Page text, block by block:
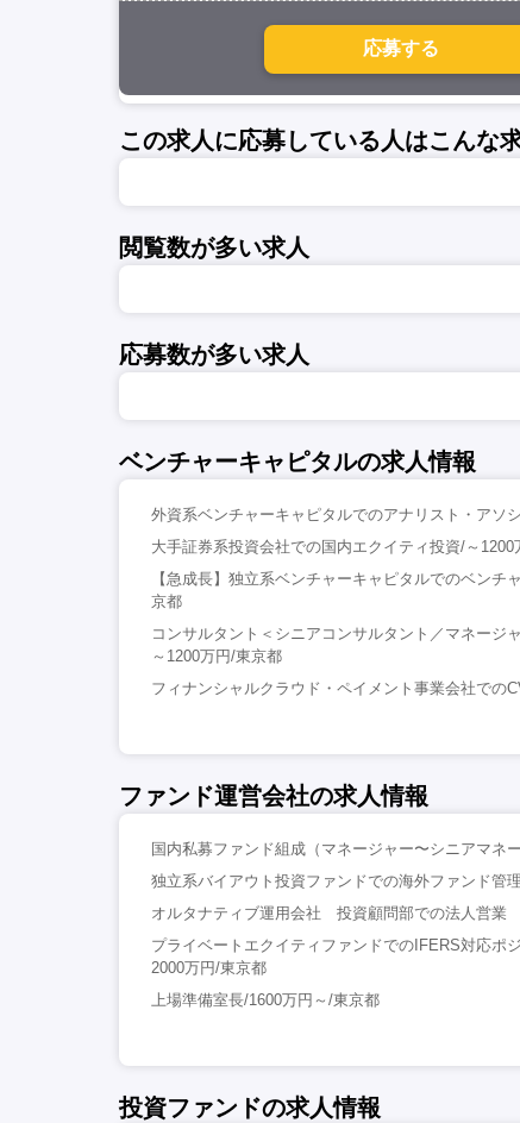
この求人に応募している人はこんな
閲覧数が多い求人
応募数が多い求人
ベンチャーキャピタルの求人情報
外資系ベンチャーキャピタルでのアナリスト・アソ
大手証券系投資会社での国内エクイティ投資/～1200
【急成長】独立系ベンチャーキャピタルでのベン
京都
コンサルタント＜シニアコンサルタント／マネージ
～1200万円/東京都
フィナンシャルクラウド・ペイメント事業会社での
ファンド運営会社の求人情報
国内私募ファンド組成（マネージャー〜シニアマネ
独立系バイアウト投資ファンドでの海外ファンド管
オルタナティブ運用会社 投資顧問部での法人営業
プライベートエクイティファンドでのIFERS対応ポ
2000万円/東京都
上場準備室長/1600万円～/東京都
投資ファンドの求人情報